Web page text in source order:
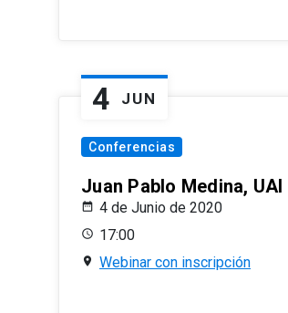
4 JUN
Conferencias
Juan Pablo Medina, UAI
4 de Junio de 2020
17:00
Webinar con inscripción